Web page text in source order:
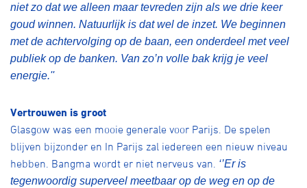
niet zo dat we alleen maar tevreden zijn als we drie keer
goud winnen. Natuurlijk is dat wel de inzet. We beginnen
met de achtervolging op de baan, een onderdeel met veel
publiek op de banken. Van zo’n volle bak krijg je veel
energie.''
Vertrouwen is groot
Glasgow was een mooie generale voor Parijs. De spelen
blijven bijzonder en In Parijs zal iedereen een nieuw niveau
hebben. Bangma wordt er niet nerveus van. ‘’Er is
tegenwoordig superveel meetbaar op de weg en op de